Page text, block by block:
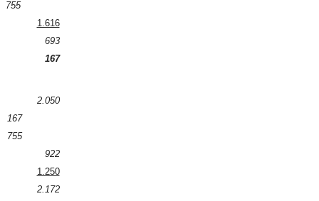
755
1.616
693
167
2.050
167
755
922
1.250
2.172